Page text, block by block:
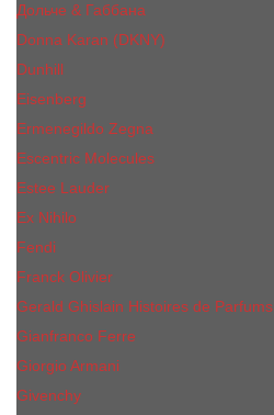
Дольче & Габбана
Donna Karan (DKNY)
Dunhill
Eisenberg
Ermenegildo Zegna
Escentric Molecules
Еsteе Lаudеr
Ex Nihilo
Fendi
Franck Olivier
Gerald Ghislain Histoires de Parfums
Gianfranco Ferre
Giorgio Armani
Givenchy